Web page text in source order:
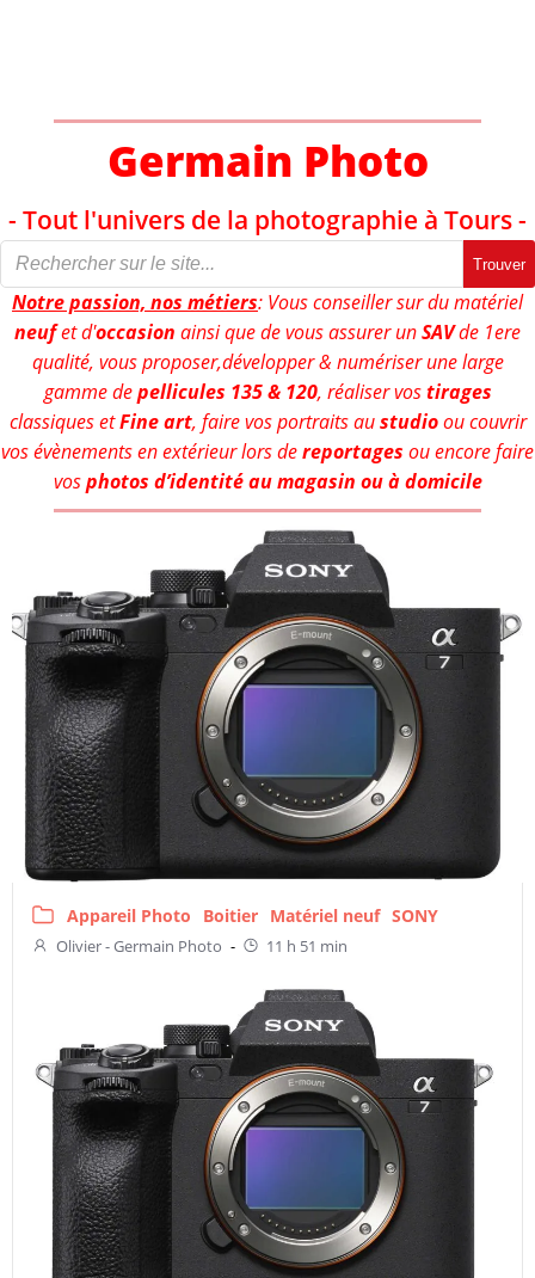
Germain Photo
- Tout l'univers de la photographie à Tours -
Trouver
Notre passion, nos métiers: Vous conseiller sur du matériel
neufet d'occasion ainsi que de vous assurer unSAVde 1ere
qualité, vous proposer,développer & numériser une large
gamme depellicules 135 & 120, réaliser vostirages
classiques etFine art, faire vos portraits austudioou couvrir
vos évènements en extérieur lors dereportages ou encore faire
vosphotos d’identité au magasin ou à domicile
Appareil Photo Boitier Matériel neuf SONY
Olivier - Germain Photo - 11 h 51 min